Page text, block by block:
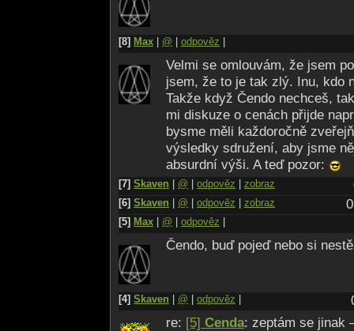
[8] Max @ odpověz
Velmi se omlouvám, že jsem
jsem, že to je tak zlý. Inu, kdo
Takže když Čendo nechceš,
mi diskuze o cenách přijde
bysme měli každoročně
výsledky sdružení, aby jsme
absurdní výši. A teď pozor:
[7] Skaven @ odpověz zobraz
[6] Skaven @ odpověz zobraz
[5] Max @ odpověz
Čendo, buď pojeď nebo si
[4] Skaven @ odpověz
re: [5] Cenda: zeptám se jinak